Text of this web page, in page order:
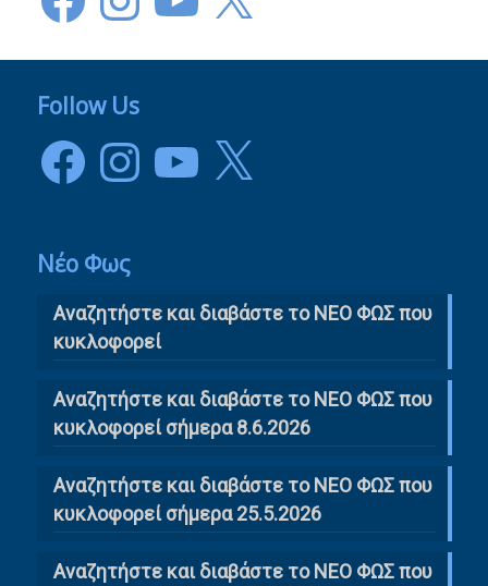
Follow Us
FacebookInstagramYouTube
X
Νέο Φως
Αναζητήστε και διαβάστε το NΕΟ ΦΩΣ που
κυκλοφορεί
Αναζητήστε και διαβάστε το ΝΕΟ ΦΩΣ που
κυκλοφορεί σήμερα 8.6.2026
Αναζητήστε και διαβάστε το ΝΕΟ ΦΩΣ που
κυκλοφορεί σήμερα 25.5.2026
Αναζητήστε και διαβάστε το ΝΕΟ ΦΩΣ που